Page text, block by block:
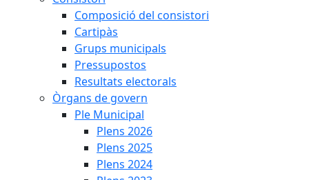
Composició del consistori
Cartipàs
Grups municipals
Pressupostos
Resultats electorals
Òrgans de govern
Ple Municipal
Plens 2026
Plens 2025
Plens 2024